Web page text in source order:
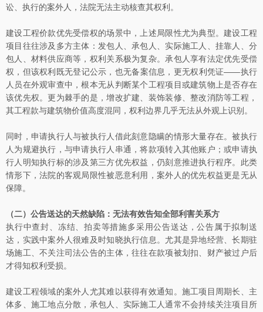
讼、执行的案外人，法院无法主动核查其权利。
建设工程价款优先受偿权的场景中，上述局限性尤为典型。建设工程
项目往往涉及多方主体：发包人、承包人、实际施工人、挂靠人、分
包人、材料供应商等，权利关系极为复杂。承包人享有法定优先受偿
权，但该权利既无登记公示，也无备案信息，更无权利凭证——执行
人员在外观审查中，根本无从判断某个工程项目或建筑物上是否存在
该优先权。更为棘手的是，增改扩建、装饰装修、整改消防等工程，
其工程款与建筑物价值高度混同，权利边界几乎无法从外观上识别。
同时，申请执行人与被执行人借此刻意隐瞒的情形大量存在。被执行
人为规避执行，与申请执行人串通，将款项转入其他账户；或申请执
行人明知执行标的涉及第三方优先权益，仍刻意推进执行程序。此类
情形下，法院的客观局限性被恶意利用，案外人的优先权益更是无从
保障。
（二）公告送达的天然缺陷：无法有效告知全部利害关系方
执行中查封、冻结、拍卖等措施多采用公告送达，公告属于拟制送
达，实践中案外人很难及时知晓执行信息。尤其是异地经营、长期驻
场施工、不关注司法公告的主体，往往在款项被划扣、财产被过户后
才得知权利受损。
建设工程领域的案外人尤其难以获得有效通知。施工项目周期长、主
体多、施工地点分散，承包人、实际施工人通常不会持续关注项目所